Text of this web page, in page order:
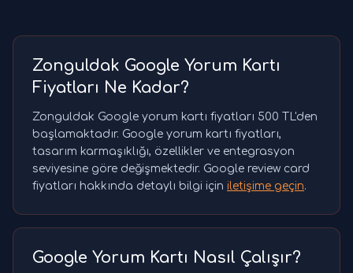
Zonguldak Google Yorum Kartı
Fiyatları Ne Kadar?
Zonguldak Google yorum kartı fiyatları 500 TL'den
başlamaktadır. Google yorum kartı fiyatları,
tasarım karmaşıklığı, özellikler ve entegrasyon
seviyesine göre değişmektedir. Google review card
fiyatları hakkında detaylı bilgi için iletişime geçin.
Google Yorum Kartı Nasıl Çalışır?